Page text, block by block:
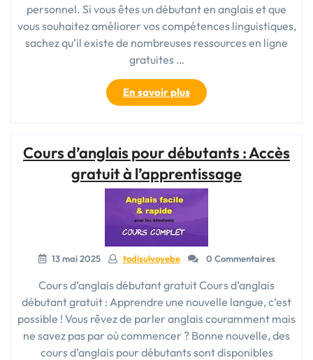
personnel. Si vous êtes un débutant en anglais et que
vous souhaitez améliorer vos compétences linguistiques,
sachez qu’il existe de nombreuses ressources en ligne
gratuites …
En savoir plus« Cours
d’anglais
débutants:
Apprendre
l’anglais
Cours d’anglais pour débutants : Accès
gratuit à l’apprentissage
13 mai 2025 todisulvoyebe 0 Commentaires
Cours d’anglais débutant gratuit Cours d’anglais
débutant gratuit : Apprendre une nouvelle langue, c’est
possible ! Vous rêvez de parler anglais couramment mais
ne savez pas par où commencer ? Bonne nouvelle, des
cours d’anglais pour débutants sont disponibles